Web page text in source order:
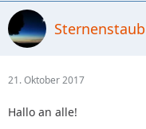
Sternenstaub
21. Oktober 2017
Hallo an alle!